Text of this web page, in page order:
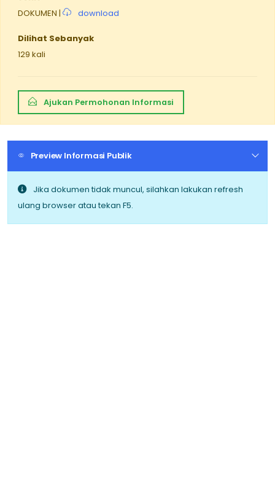
DOKUMEN |
download
Dilihat Sebanyak
129 kali
Ajukan Permohonan Informasi
Preview Informasi Publik
Jika dokumen tidak muncul, silahkan lakukan refresh
ulang browser atau tekan F5.